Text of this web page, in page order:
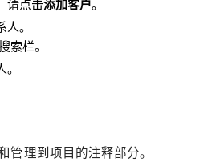
请点击添加客户。
。
索栏。
管理到项目的注释部分。